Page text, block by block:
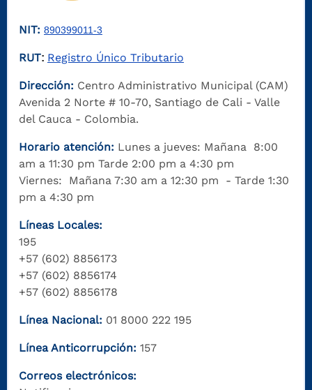
NIT: 890399011-3
RUT: Registro Único Tributario
Dirección: Centro Administrativo Municipal (CAM)
Avenida 2 Norte # 10-70, Santiago de Cali - Valle
del Cauca - Colombia.
Horario atención: Lunes a jueves: Mañana 8:00
am a 11:30 pm Tarde 2:00 pm a 4:30 pm
Viernes: Mañana 7:30 am a 12:30 pm - Tarde 1:30
pm a 4:30 pm
Líneas Locales:
195
+57 (602) 8856173
+57 (602) 8856174
+57 (602) 8856178
Línea Nacional: 01 8000 222 195
Línea Anticorrupción: 157
Correos electrónicos: